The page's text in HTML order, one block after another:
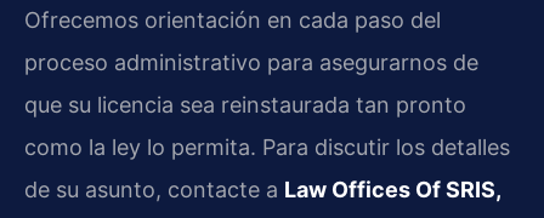
Ofrecemos orientación en cada paso del
proceso administrativo para asegurarnos de
que su licencia sea reinstaurada tan pronto
como la ley lo permita. Para discutir los detalles
de su asunto, contacte a Law Offices Of SRIS,